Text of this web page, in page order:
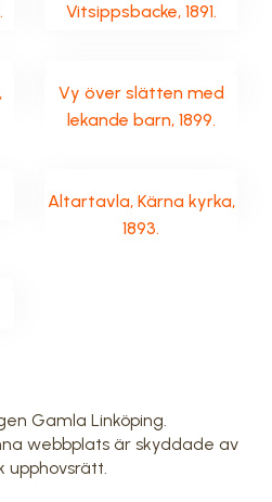
Vitsippsbacke, 1891.
Vy över slätten med
lekande barn, 1899.
Altartavla, Kärna kyrka,
1893.
Gamla Linköping.
webbplats är skyddade av
upphovsrätt.